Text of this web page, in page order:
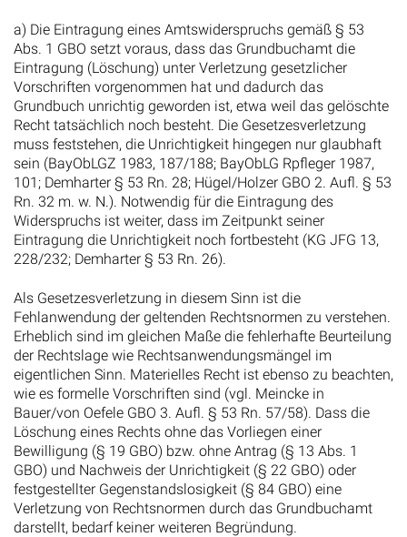
a) Die Eintragung eines Amtswiderspruchs gemäß § 53
Abs. 1 GBO setzt voraus, dass das Grundbuchamt die
Eintragung (Löschung) unter Verletzung gesetzlicher
Vorschriften vorgenommen hat und dadurch das
Grundbuch unrichtig geworden ist, etwa weil das gelöschte
Recht tatsächlich noch besteht. Die Gesetzesverletzung
muss feststehen, die Unrichtigkeit hingegen nur glaubhaft
sein (BayObLGZ 1983, 187/188; BayObLG Rpfleger 1987,
101; Demharter § 53 Rn. 28; Hügel/Holzer GBO 2. Aufl. § 53
Rn. 32 m. w. N.). Notwendig für die Eintragung des
Widerspruchs ist weiter, dass im Zeitpunkt seiner
Eintragung die Unrichtigkeit noch fortbesteht (KG JFG 13,
228/232; Demharter § 53 Rn. 26).
Als Gesetzesverletzung in diesem Sinn ist die
Fehlanwendung der geltenden Rechtsnormen zu verstehen.
Erheblich sind im gleichen Maße die fehlerhafte Beurteilung
der Rechtslage wie Rechtsanwendungsmängel im
eigentlichen Sinn. Materielles Recht ist ebenso zu beachten,
wie es formelle Vorschriften sind (vgl. Meincke in
Bauer/von Oefele GBO 3. Aufl. § 53 Rn. 57/58). Dass die
Löschung eines Rechts ohne das Vorliegen einer
Bewilligung (§ 19 GBO) bzw. ohne Antrag (§ 13 Abs. 1
GBO) und Nachweis der Unrichtigkeit (§ 22 GBO) oder
festgestellter Gegenstandslosigkeit (§ 84 GBO) eine
Verletzung von Rechtsnormen durch das Grundbuchamt
darstellt, bedarf keiner weiteren Begründung.